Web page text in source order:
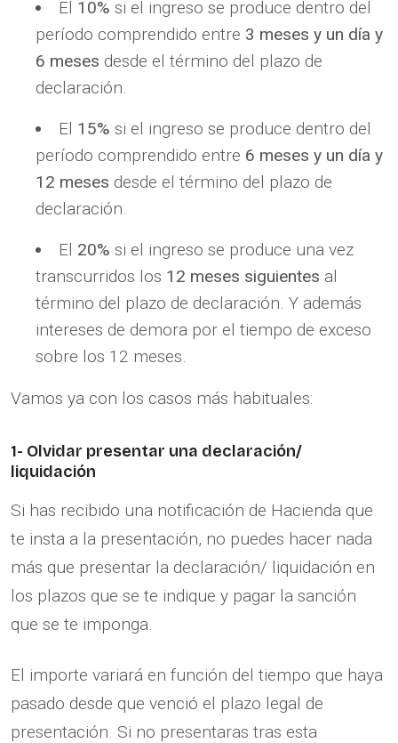
El 10% si el ingreso se produce dentro del
período comprendido entre 3 meses y un día y
6 meses desde el término del plazo de
declaración.
El 15% si el ingreso se produce dentro del
período comprendido entre 6 meses y un día y
12 meses desde el término del plazo de
declaración.
El 20%si el ingreso se produce una vez
transcurridos los 12 meses siguientes al
término del plazo de declaración. Y además
intereses de demora por el tiempo de exceso
sobre los 12 meses.
Vamos ya con los casos más habituales:
1- Olvidar presentar una declaración/
liquidación
Si has recibido una notificación de Hacienda que
te insta a la presentación, no puedes hacer nada
más que presentar la declaración/ liquidación en
los plazos que se te indique y pagar la sanción
que se te imponga.
El importe variará en función del tiempo que haya
pasado desde que venció el plazo legal de
presentación. Si no presentaras tras esta